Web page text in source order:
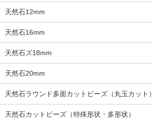
天然石12mm
天然石16mm
天然石ズ18mm
天然石20mm
天然石ラウンド多面カットビーズ（丸玉カット）
天然石カットビーズ（特殊形状・多形状）